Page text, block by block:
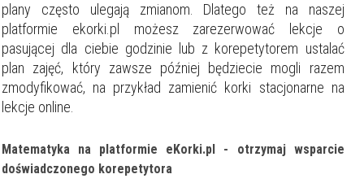
plany często ulegają zmianom. Dlatego też na naszej
platformie ekorki.pl możesz zarezerwować lekcje o
pasującej dla ciebie godzinie lub z korepetytorem ustalać
plan zajęć, który zawsze później będziecie mogli razem
zmodyfikować, na przykład zamienić korki stacjonarne na
lekcje online.
Matematyka na platformie eKorki.pl - otrzymaj wsparcie
doświadczonego korepetytora